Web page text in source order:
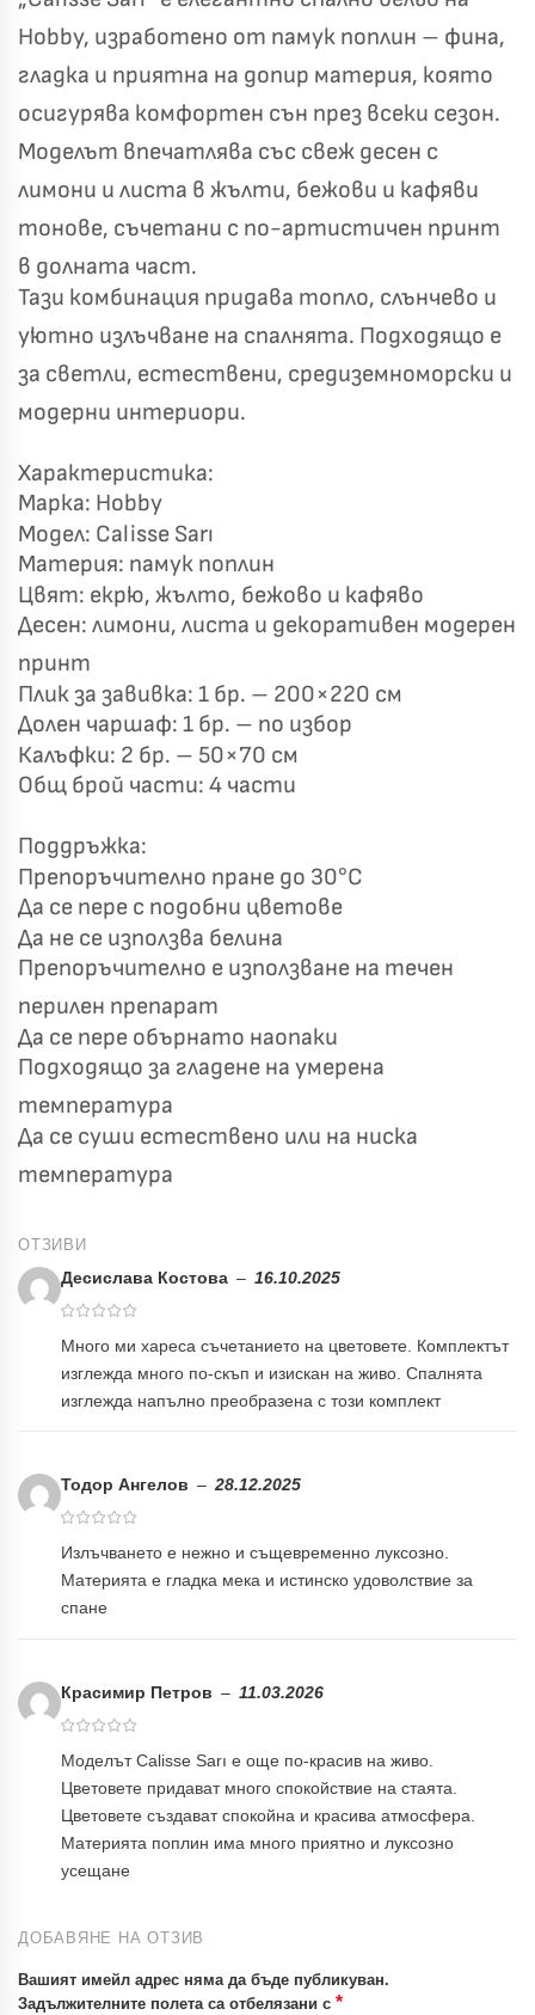
Hobby, изработено от памук поплин – фина,
гладка и приятна на допир материя, която
осигурява комфортен сън през всеки сезон.
Моделът впечатлява със свеж десен с
лимони и листа в жълти, бежови и кафяви
тонове, съчетани с по-артистичен принт
в долната част.
Тази комбинация придава топло, слънчево и
уютно излъчване на спалнята. Подходящо е
за светли, естествени, средиземноморски и
модерни интериори.
Характеристика:
Марка: Hobby
Модел: Calisse Sarı
Материя: памук поплин
Цвят: екрю, жълто, бежово и кафяво
Десен: лимони, листа и декоративен модерен
принт
Плик за завивка: 1 бр. – 200×220 см
Долен чаршаф: 1 бр. – по избор
Калъфки: 2 бр. – 50×70 см
Общ брой части: 4 части
Поддръжка:
Препоръчително пране до 30°C
Да се пере с подобни цветове
Да не се използва белина
Препоръчително е използване на течен
перилен препарат
Да се пере обърнато наопаки
Подходящо за гладене на умерена
температура
Да се суши естествено или на ниска
температура
ОТЗИВИ
Десислава Костова – 16.10.2025
Много ми хареса съчетанието на цветовете. Комплектът
изглежда много по-скъп и изискан на живо. Спалнята
изглежда напълно преобразена с този комплект
Тодор Ангелов – 28.12.2025
Излъчването е нежно и същевременно луксозно.
Материята е гладка мека и истинско удоволствие за
спане
Красимир Петров – 11.03.2026
Моделът Calisse Sarı е още по-красив на живо.
Цветовете придават много спокойствие на стаята.
Цветовете създават спокойна и красива атмосфера.
Материята поплин има много приятно и луксозно
усещане
ДОБАВЯНЕ НА ОТЗИВ
Вашият имейл адрес няма да бъде публикуван.
Задължителните полета са отбелязани с *
🎁 Късметът избра Вас!
Хавлиени кърпи – Комплект 2 части – 100% памук
19,00 €0 €
Светлосиво и Антрацит Пепел от Рози